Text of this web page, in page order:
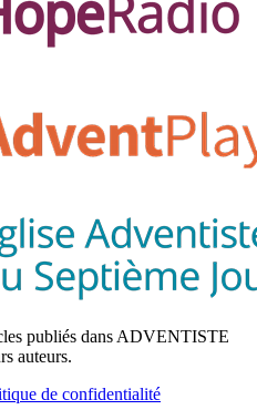
publiés dans ADVENTISTE
auteurs.
de confidentialité